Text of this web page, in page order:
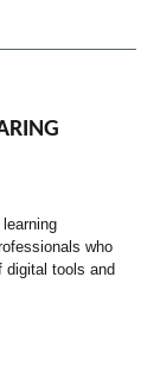
who
digital tools and